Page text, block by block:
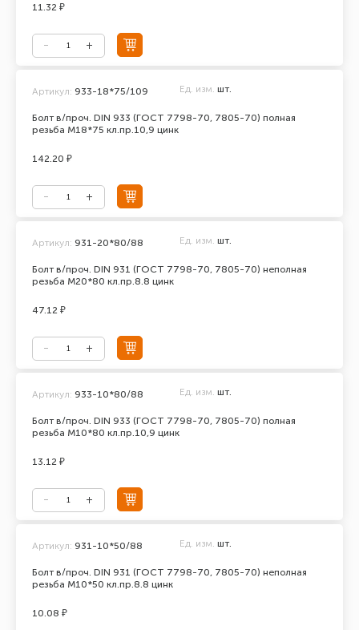
11.32 ₽
Болт в/проч. DIN 933 (ГОСТ 7798-70, 7805-70) полная
резьба М18*75 кл.пр.10,9 цинк
Артикул: 933-18*75/109 Ед. изм. шт.
142.20 ₽
Болт в/проч. DIN 931 (ГОСТ 7798-70, 7805-70) неполная
резьба М20*80 кл.пр.8.8 цинк
Артикул: 931-20*80/88 Ед. изм. шт.
47.12 ₽
Болт в/проч. DIN 933 (ГОСТ 7798-70, 7805-70) полная
резьба М10*80 кл.пр.10,9 цинк
Артикул: 933-10*80/88 Ед. изм. шт.
13.12 ₽
Болт в/проч. DIN 931 (ГОСТ 7798-70, 7805-70) неполная
резьба М10*50 кл.пр.8.8 цинк
Артикул: 931-10*50/88 Ед. изм. шт.
10.08 ₽